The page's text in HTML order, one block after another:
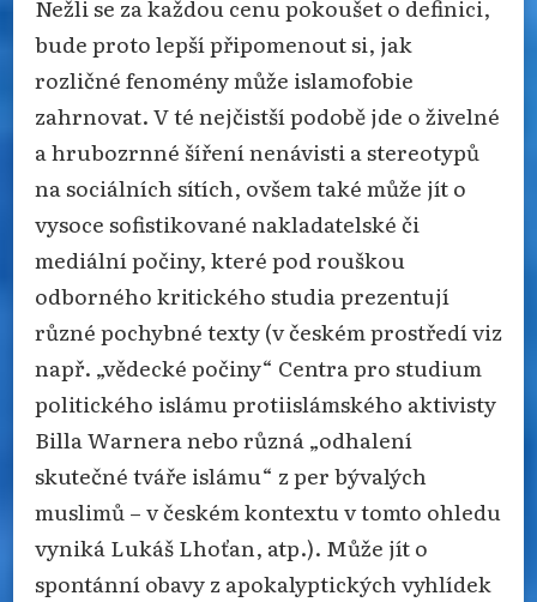
Nežli se za každou cenu pokoušet o definici,
bude proto lepší připomenout si, jak
rozličné fenomény může islamofobie
zahrnovat. V té nejčistší podobě jde o živelné
a hrubozrnné šíření nenávisti a stereotypů
na sociálních sítích, ovšem také může jít o
vysoce sofistikované nakladatelské či
mediální počiny, které pod rouškou
odborného kritického studia prezentují
různé pochybné texty (v českém prostředí viz
např. „vědecké počiny“ Centra pro studium
politického islámu protiislámského aktivisty
Billa Warnera nebo různá „odhalení
skutečné tváře islámu“ z per bývalých
muslimů – v českém kontextu v tomto ohledu
vyniká Lukáš Lhoťan, atp.). Může jít o
spontánní obavy z apokalyptických vyhlídek